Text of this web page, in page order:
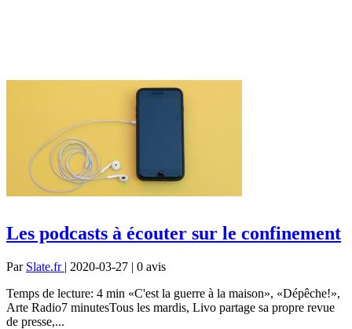
Les podcasts à écouter sur le confinement
Par Slate.fr | 2020-03-27 | 0 avis
Temps de lecture: 4 min «C'est la guerre à la maison», «Dépêche!»,
Arte Radio7 minutesTous les mardis, Livo partage sa propre revue
de presse,...